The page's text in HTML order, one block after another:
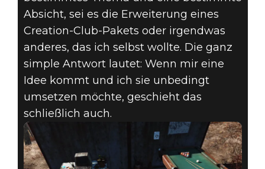
Absicht, sei es die Erweiterung eines
Creation-Club-Pakets oder irgendwas
anderes, das ich selbst wollte. Die ganz
simple Antwort lautet: Wenn mir eine
Idee kommt und ich sie unbedingt
umsetzen möchte, geschieht das
schließlich auch.